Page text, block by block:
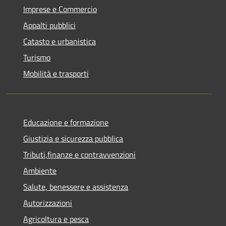
Imprese e Commercio
Appalti pubblici
Catasto e urbanistica
Turismo
Mobilità e trasporti
Educazione e formazione
Giustizia e sicurezza pubblica
Tributi,finanze e contravvenzioni
Ambiente
Salute, benessere e assistenza
Autorizzazioni
Agricoltura e pesca